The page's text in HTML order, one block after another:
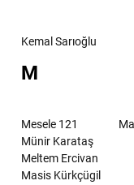
Kemal Sarıoğlu
M
Mesele 121
Münir Karataş
Meltem Ercivan
Masis Kürkçügil